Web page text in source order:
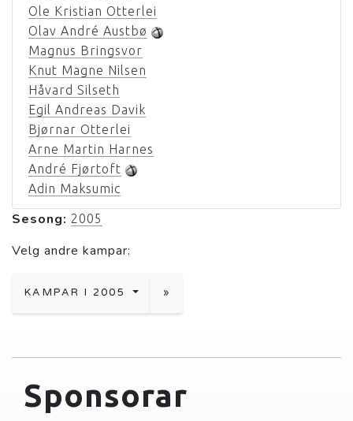
Ole Kristian Otterlei
Olav André Austbø
Magnus Bringsvor
Knut Magne Nilsen
Håvard Silseth
Egil Andreas Davik
Bjørnar Otterlei
Arne Martin Harnes
André Fjørtoft
Adin Maksumic
Sesong: 2005
Velg andre kampar:
KAMPAR I 2005 »
Sponsorar